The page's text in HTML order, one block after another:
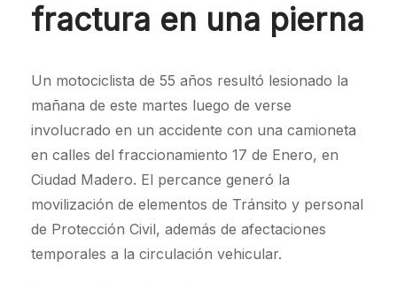
fractura en una pierna
Un motociclista de 55 años resultó lesionado la
mañana de este martes luego de verse
involucrado en un accidente con una camioneta
en calles del fraccionamiento 17 de Enero, en
Ciudad Madero. El percance generó la
movilización de elementos de Tránsito y personal
de Protección Civil, además de afectaciones
temporales a la circulación vehicular.